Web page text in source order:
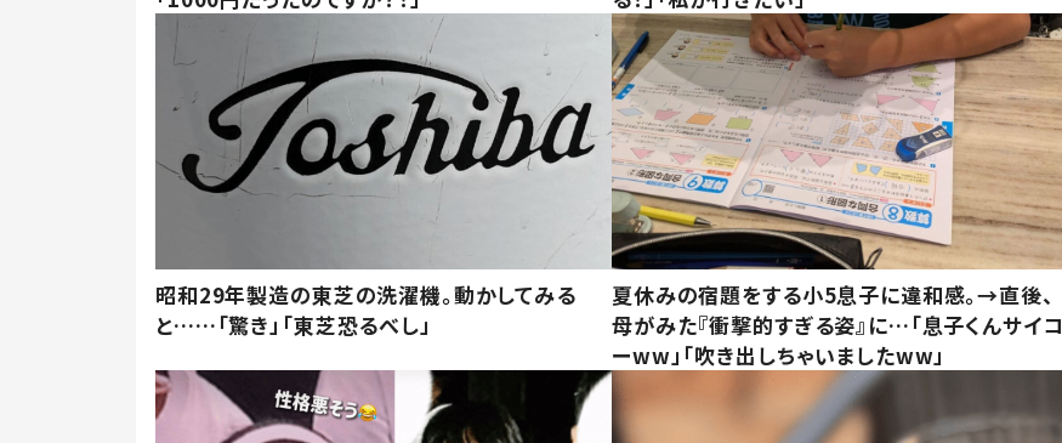
昭和29年製造の東芝の洗濯機。動かしてみる
と……「驚き」「東芝恐るべし」
夏休みの宿題をする小5息子に違和感。→直後、
母がみた『衝撃的すぎる姿』に…「息子くんサイコ
ーww」「吹き出しちゃいましたww」